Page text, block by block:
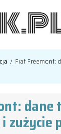
/ Fiat Freemont:
dane
zużycie